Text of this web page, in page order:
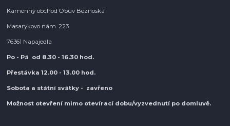
Kamenný obchod Obuv Beznoska
Masarykovo nám. 223
76361 Napajedla
Po - Pá od 8.30 - 16.30 hod.
Přestávka 12.00 - 13.00 hod.
Sobota a státní svátky - zavřeno
Možnost otevření mimo otevírací dobu/vyzvednutí po domluvě.